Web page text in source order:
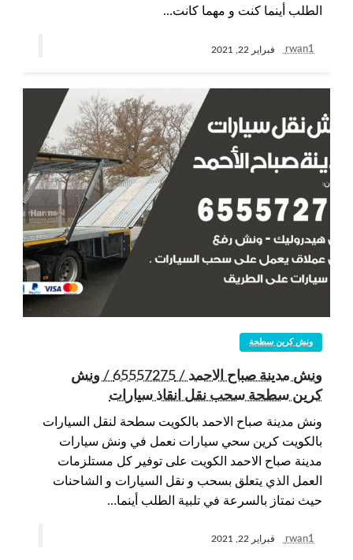
الطلب أينما كنت و مهما كانت…
rwan1 فبراير 22, 2021
ونش كرين سطحة
ونش مدينة صباح الاحمد / 65557275 / ونش
كرين سطحة سحب نقل انقاذ سيارات
ونش مدينة صباح الاحمد بالكويت سطحة لنقل السيارات
بالكويت كرين سحي سيارات نعمل في ونش سيارات
مدينة صباح الاحمد الكويت على توفير كل مستلزمات
العمل الذي يتعلق بسحب و نقل السيارات و الشاحنات
حيث نمتاز بالسرعة في تلبية الطلب أينما…
rwan1 فبراير 22, 2021